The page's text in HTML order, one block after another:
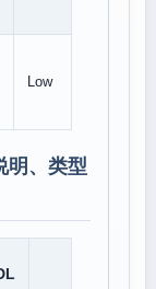
Low
明、类型